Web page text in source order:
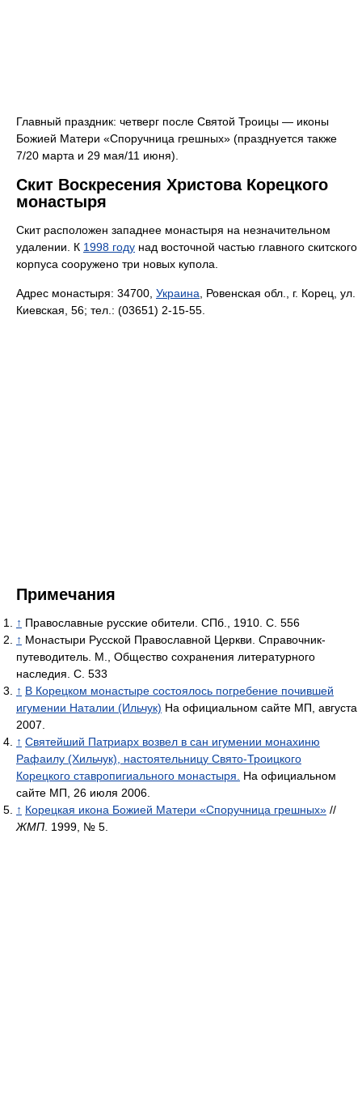
Главный праздник: четверг после Святой Троицы — иконы
Божией Матери «Споручница грешных» (празднуется также
7/20 марта и 29 мая/11 июня).
Скит Воскресения Христова Корецкого
монастыря
Скит расположен западнее монастыря на незначительном
удалении. К 1998 году над восточной частью главного скитского
корпуса сооружено три новых купола.
Адрес монастыря: 34700, Украина, Ровенская обл., г. Корец, ул.
Киевская, 56; тел.: (03651) 2-15-55.
Примечания
↑ Православные русские обители. СПб., 1910. С. 556
↑ Монастыри Русской Православной Церкви. Справочник-
путеводитель. М., Общество сохранения литературного
наследия. С. 533
↑ В Корецком монастыре состоялось погребение почившей
игумении Наталии (Ильчук) На официальном сайте МП, августа
2007.
↑ Святейший Патриарх возвел в сан игумении монахиню
Рафаилу (Хильчук), настоятельницу Свято-Троицкого
Корецкого ставропигиального монастыря. На официальном
сайте МП, 26 июля 2006.
↑ Корецкая икона Божией Матери «Споручница грешных» //
ЖМП. 1999, № 5.